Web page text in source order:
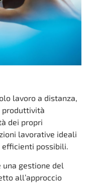
lavoro a distanza,
produttività
dei propri
lavorative ideali
efficienti possibili.
una gestione del
all’approccio